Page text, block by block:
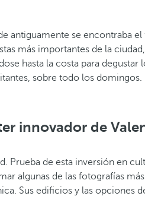
se encontraba
más importantes de la
hasta la costa para
sobre todo los
innovador de
de esta inversión en
algunas de las fotografías
Sus edificios y las